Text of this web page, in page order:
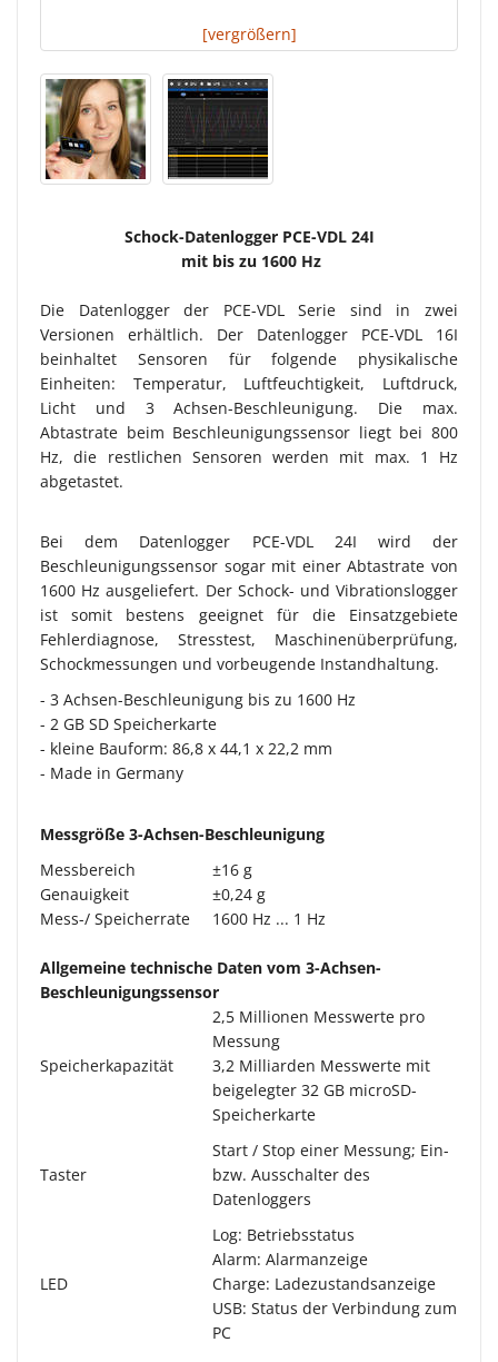
[vergrößern]
Schock-Datenlogger PCE-VDL 24I
mit bis zu 1600 Hz
Die Datenlogger der PCE-VDL Serie sind in zwei
Versionen erhältlich. Der Datenlogger PCE-VDL 16I
beinhaltet Sensoren für folgende physikalische
Einheiten: Temperatur, Luftfeuchtigkeit, Luftdruck,
Licht und 3 Achsen-Beschleunigung. Die max.
Abtastrate beim Beschleunigungssensor liegt bei 800
Hz, die restlichen Sensoren werden mit max. 1 Hz
abgetastet.
Bei dem Datenlogger PCE-VDL 24I wird der
Beschleunigungssensor sogar mit einer Abtastrate von
1600 Hz ausgeliefert. Der Schock- und Vibrationslogger
ist somit bestens geeignet für die Einsatzgebiete
Fehlerdiagnose, Stresstest, Maschinenüberprüfung,
Schockmessungen und vorbeugende Instandhaltung.
- 3 Achsen-Beschleunigung bis zu 1600 Hz
- 2 GB SD Speicherkarte
- kleine Bauform: 86,8 x 44,1 x 22,2 mm
- Made in Germany
Messgröße 3-Achsen-Beschleunigung
Messbereich
±16 g
Genauigkeit
±0,24 g
Mess-/ Speicherrate
1600 Hz ... 1 Hz
Allgemeine technische Daten vom 3-Achsen-
Beschleunigungssensor
Speicherkapazität
2,5 Millionen Messwerte pro
Messung
3,2 Milliarden Messwerte mit
beigelegter 32 GB microSD-
Speicherkarte
Taster
Start / Stop einer Messung; Ein-
bzw. Ausschalter des
Datenloggers
LED
Log: Betriebsstatus
Alarm: Alarmanzeige
Charge: Ladezustandsanzeige
USB: Status der Verbindung zum
PC